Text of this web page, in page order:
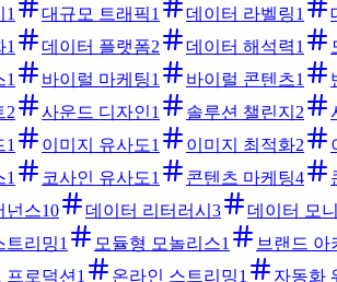
1 대규모 트래픽1 데이터 라벨링1
1 데이터 플랫폼2 데이터 해석력1
1 바이럴 마케팅1 바이럴 콘텐츠1
2 사운드 디자인1 솔루션 챌린지 2
1 이미지 유사도1 이미지 최적화2
1 코사인 유사도1 콘텐츠 마케팅4
넌스10 데이터 리터러시 3 데이터 모
트리밍1 모듈형 모놀리스1 브랜드 아
프로덕션 1 온라인 스트리밍1 자동화